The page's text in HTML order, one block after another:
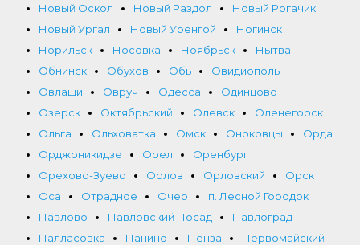
Новый Оскол
Новый Раздол
Новый Рогачик
Новый Ургал
Новый Уренгой
Ногинск
Норильск
Носовка Ноябрьск
Нытва
Обнинск
Обухов Обь
Овидиополь
Овлаши
Овруч Одесса
Одинцово
Озерск
Октябрьский Олевск
Оленегорск
Ольга
Ольховатка Омск Оноковцы
Орда
Орджоникидзе
Орел
Оренбург
Орехово-Зуево
Орлов Орловский
Орск
Оса
Отрадное Очер
п. Лесной Городок
Павлово
Павловский Посад
Павлоград
Палласовка
Панино Пенза
Первомайский